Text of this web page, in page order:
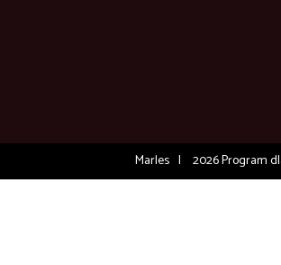
Marles 2026Program